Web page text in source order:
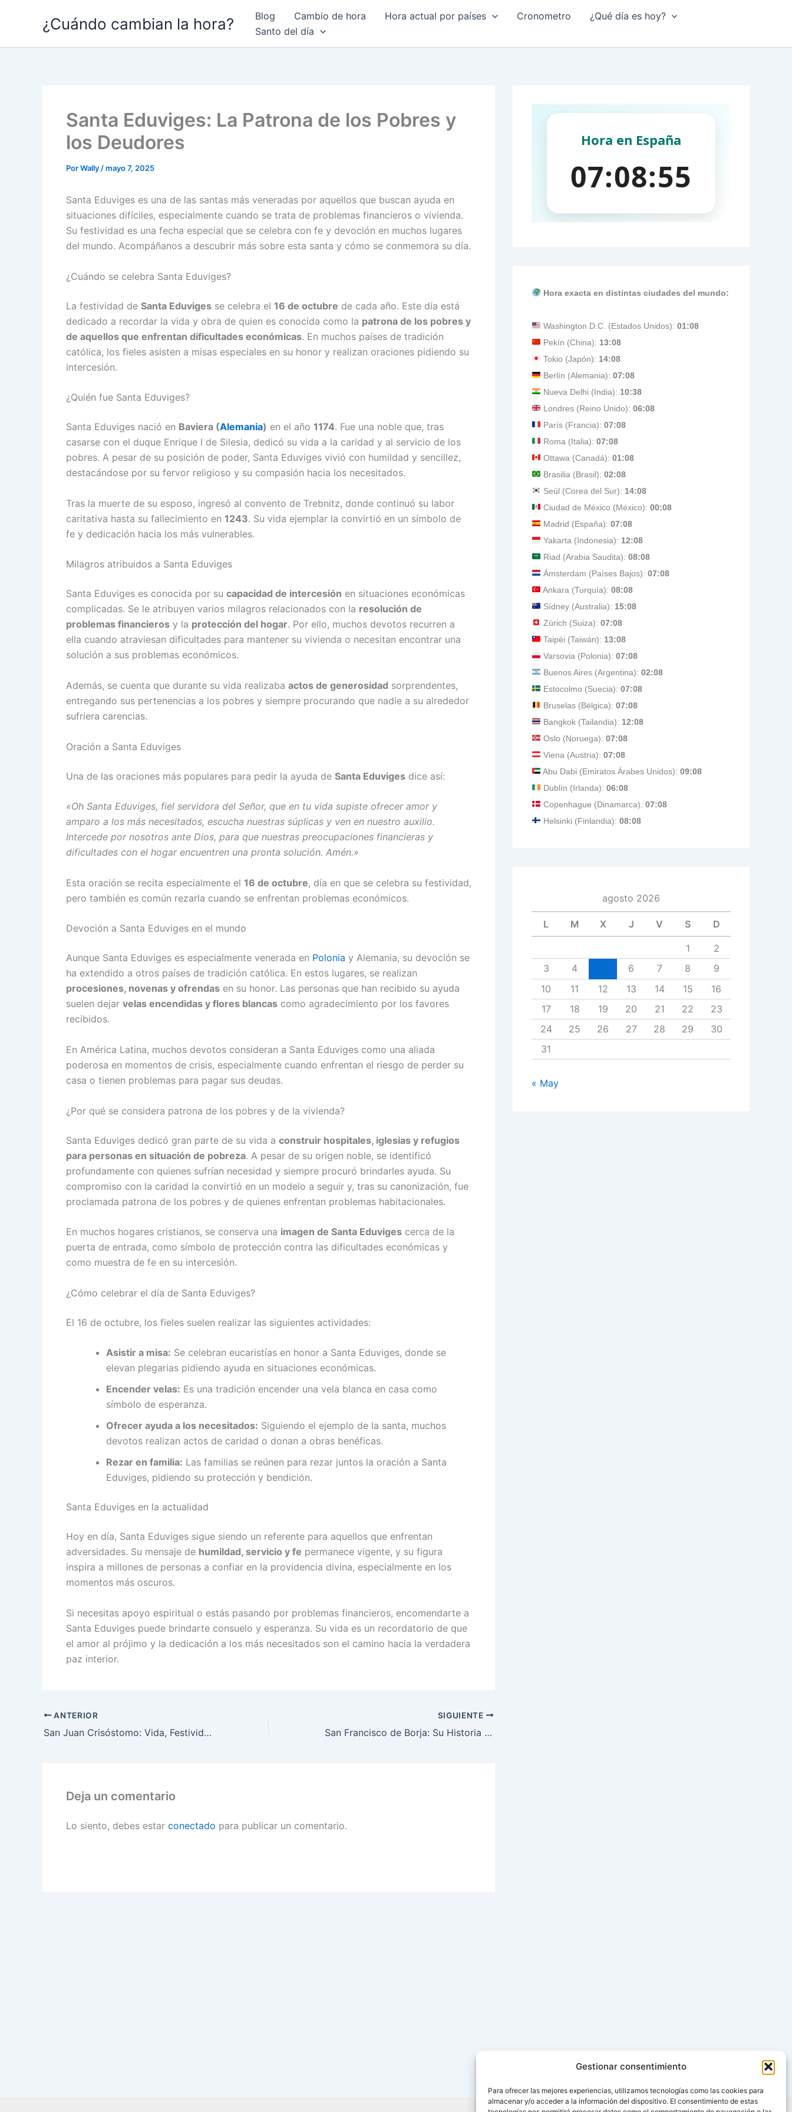
Gestionar consentimiento
Para ofrecer las mejores experiencias, utilizamos tecnologías como las cookies para
almacenar y/o acceder a la información del dispositivo. El consentimiento de estas
¿Cuándo cambian la hora? Blog Cambio de hora Hora actual por países Cronometro
¿Qué día es hoy?
Santo del día
Santa Eduviges: La Patrona de los Pobres y
los Deudores
PorWally /mayo 7, 2025
Santa Eduviges es una de las santas más veneradas por aquellos que buscan ayuda en
situaciones difíciles, especialmente cuando se trata de problemas financieros o vivienda.
Su festividad es una fecha especial que se celebra con fe y devoción en muchos lugares
del mundo. Acompáñanos a descubrir más sobre esta santa y cómo se conmemora su día.
¿Cuándo se celebra Santa Eduviges?
La festividad de Santa Eduviges se celebra el 16 de octubre de cada año. Este día está
dedicado a recordar la vida y obra de quien es conocida como la patrona de los pobres y
de aquellos que enfrentan dificultades económicas. En muchos países de tradición
católica, los fieles asisten a misas especiales en su honor y realizan oraciones pidiendo su
intercesión.
¿Quién fue Santa Eduviges?
Santa Eduviges nació en Baviera (Alemania) en el año 1174. Fue una noble que, tras
casarse con el duque Enrique I de Silesia, dedicó su vida a la caridad y al servicio de los
pobres. A pesar de su posición de poder, Santa Eduviges vivió con humildad y sencillez,
destacándose por su fervor religioso y su compasión hacia los necesitados.
Tras la muerte de su esposo, ingresó al convento de Trebnitz, donde continuó su labor
caritativa hasta su fallecimiento en 1243. Su vida ejemplar la convirtió en un símbolo de
fe y dedicación hacia los más vulnerables.
Milagros atribuidos a Santa Eduviges
Santa Eduviges es conocida por su capacidad de intercesión en situaciones económicas
complicadas. Se le atribuyen varios milagros relacionados con la resolución de
problemas financieros y la protección del hogar. Por ello, muchos devotos recurren a
ella cuando atraviesan dificultades para mantener su vivienda o necesitan encontrar una
solución a sus problemas económicos.
Además, se cuenta que durante su vida realizaba actos de generosidad sorprendentes,
entregando sus pertenencias a los pobres y siempre procurando que nadie a su alrededor
sufriera carencias.
Oración a Santa Eduviges
Una de las oraciones más populares para pedir la ayuda de Santa Eduviges dice así:
«Oh Santa Eduviges, fiel servidora del Señor, que en tu vida supiste ofrecer amor y
amparo a los más necesitados, escucha nuestras súplicas y ven en nuestro auxilio.
Intercede por nosotros ante Dios, para que nuestras preocupaciones financieras y
dificultades con el hogar encuentren una pronta solución. Amén.»
Esta oración se recita especialmente el 16 de octubre, día en que se celebra su festividad,
pero también es común rezarla cuando se enfrentan problemas económicos.
Devoción a Santa Eduviges en el mundo
Aunque Santa Eduviges es especialmente venerada en Polonia y Alemania, su devoción se
ha extendido a otros países de tradición católica. En estos lugares, se realizan
procesiones, novenas y ofrendas en su honor. Las personas que han recibido su ayuda
suelen dejar velas encendidas y flores blancas como agradecimiento por los favores
recibidos.
En América Latina, muchos devotos consideran a Santa Eduviges como una aliada
poderosa en momentos de crisis, especialmente cuando enfrentan el riesgo de perder su
casa o tienen problemas para pagar sus deudas.
¿Por qué se considera patrona de los pobres y de la vivienda?
Santa Eduviges dedicó gran parte de su vida a construir hospitales, iglesias y refugios
para personas en situación de pobreza. A pesar de su origen noble, se identificó
profundamente con quienes sufrían necesidad y siempre procuró brindarles ayuda. Su
compromiso con la caridad la convirtió en un modelo a seguir y, tras su canonización, fue
proclamada patrona de los pobres y de quienes enfrentan problemas habitacionales.
En muchos hogares cristianos, se conserva una imagen de Santa Eduviges cerca de la
puerta de entrada, como símbolo de protección contra las dificultades económicas y
como muestra de fe en su intercesión.
¿Cómo celebrar el día de Santa Eduviges?
El 16 de octubre, los fieles suelen realizar las siguientes actividades:
Asistir a misa: Se celebran eucaristías en honor a Santa Eduviges, donde se
elevan plegarias pidiendo ayuda en situaciones económicas.
Encender velas: Es una tradición encender una vela blanca en casa como
símbolo de esperanza.
Ofrecer ayuda a los necesitados: Siguiendo el ejemplo de la santa, muchos
devotos realizan actos de caridad o donan a obras benéficas.
Rezar en familia: Las familias se reúnen para rezar juntos la oración a Santa
Eduviges, pidiendo su protección y bendición.
Santa Eduviges en la actualidad
Hoy en día, Santa Eduviges sigue siendo un referente para aquellos que enfrentan
adversidades. Su mensaje de humildad, servicio y fe permanece vigente, y su figura
inspira a millones de personas a confiar en la providencia divina, especialmente en los
momentos más oscuros.
Si necesitas apoyo espiritual o estás pasando por problemas financieros, encomendarte a
Santa Eduviges puede brindarte consuelo y esperanza. Su vida es un recordatorio de que
el amor al prójimo y la dedicación a los más necesitados son el camino hacia la verdadera
paz interior.
ANTERIOR
San Juan Crisóstomo: Vida, Festividad y Legado
SIGUIENTE
San Francisco de Borja: Su Historia y Celebración
Deja un comentario
Lo siento, debes estar conectado para publicar un comentario.
Hora exacta en distintas ciudades del mundo:
Washington D.C. (Estados Unidos): 01:08
Pekín (China): 13:08
Tokio (Japón): 14:08
Berlín (Alemania): 07:08
Nueva Delhi (India): 10:38
Londres (Reino Unido): 06:08
París (Francia): 07:08
Roma (Italia): 07:08
Ottawa (Canadá): 01:08
Brasilia (Brasil): 02:08
Seúl (Corea del Sur): 14:08
Ciudad de México (México): 00:08
Madrid (España): 07:08
Yakarta (Indonesia): 12:08
Riad (Arabia Saudita): 08:08
Ámsterdam (Países Bajos): 07:08
Ankara (Turquía): 08:08
Sídney (Australia): 15:08
Zúrich (Suiza): 07:08
Taipéi (Taiwán): 13:08
Varsovia (Polonia): 07:08
Buenos Aires (Argentina): 02:08
Estocolmo (Suecia): 07:08
Bruselas (Bélgica): 07:08
Bangkok (Tailandia): 12:08
Oslo (Noruega): 07:08
Viena (Austria): 07:08
Abu Dabi (Emiratos Árabes Unidos): 09:08
Dublín (Irlanda): 06:08
Copenhague (Dinamarca): 07:08
Helsinki (Finlandia): 08:08
agosto 2026
L M X J V S D
1
2
3
4 6 7 8
9
10
11 12 13 14 15
16
17
18 19 20 21 22
23
24
25 26 27 28 29
30
31
« May